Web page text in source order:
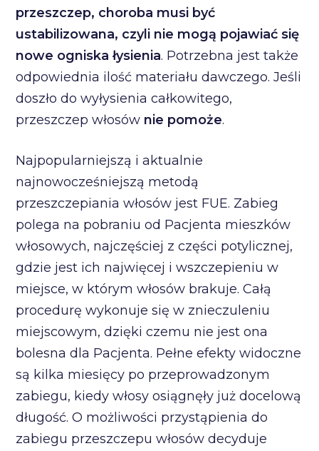
przeszczep, choroba musi być
ustabilizowana, czyli nie mogą pojawiać się
nowe ogniska łysienia. Potrzebna jest także
odpowiednia ilość materiału dawczego. Jeśli
doszło do wyłysienia całkowitego,
przeszczep włosów nie pomoże.
Najpopularniejszą i aktualnie
najnowocześniejszą metodą
przeszczepiania włosów jest FUE. Zabieg
polega na pobraniu od Pacjenta mieszków
włosowych, najczęściej z części potylicznej,
gdzie jest ich najwięcej i wszczepieniu w
miejsce, w którym włosów brakuje. Całą
procedurę wykonuje się w znieczuleniu
miejscowym, dzięki czemu nie jest ona
bolesna dla Pacjenta. Pełne efekty widoczne
są kilka miesięcy po przeprowadzonym
zabiegu, kiedy włosy osiągnęły już docelową
długość. O możliwości przystąpienia do
zabiegu przeszczepu włosów decyduje